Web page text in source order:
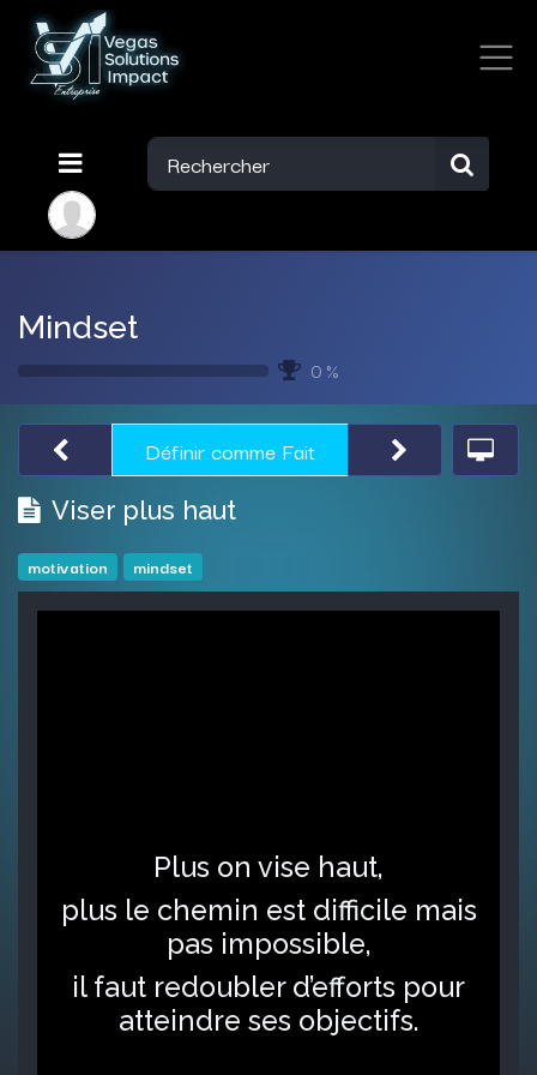
Mindset
0 %
Viser plus haut
Définir comme Fait
motivation mindset
Plus on vise haut,
plus le chemin est difficile mais
pas impossible,
il faut redoubler d’efforts pour
atteindre ses objectifs.